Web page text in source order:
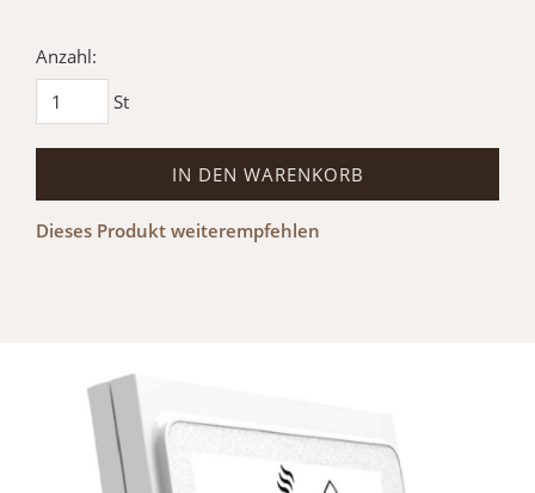
Anzahl:
St
IN DEN WARENKORB
Dieses Produkt weiterempfehlen